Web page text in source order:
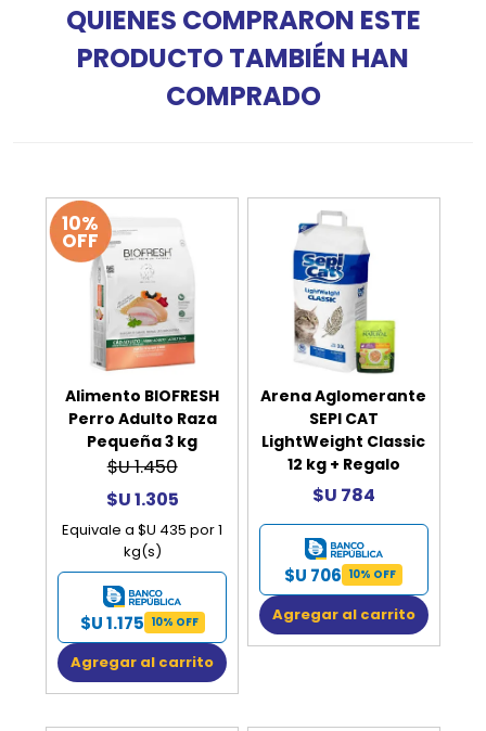
QUIENES COMPRARON ESTE
PRODUCTO TAMBIÉN HAN
COMPRADO
10%
OFF
Alimento BIOFRESH
Perro Adulto Raza
Pequeña 3 kg
$U 1.450
$U 1.305
Equivale a $U 435 por 1
kg(s)
$U 1.175 10% OFF
Agregar al carrito
Arena Aglomerante
SEPI CAT
LightWeight Classic
12 kg + Regalo
$U 784
$U 706 10% OFF
Agregar al carrito